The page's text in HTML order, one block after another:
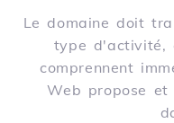
Le domaine doit
type d'activité,
comprennent
Web propose